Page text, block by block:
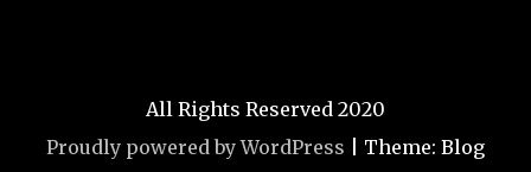
All Rights Reserved 2020
Proudly powered by WordPress
Theme: Blog